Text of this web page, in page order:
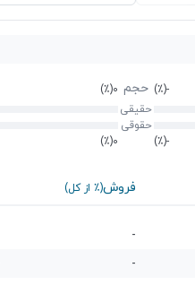
-(٪) حجم 0(٪)
حقیقی
حقوقی
-(٪) 0(٪)
فروش(٪ از کل)
-
-